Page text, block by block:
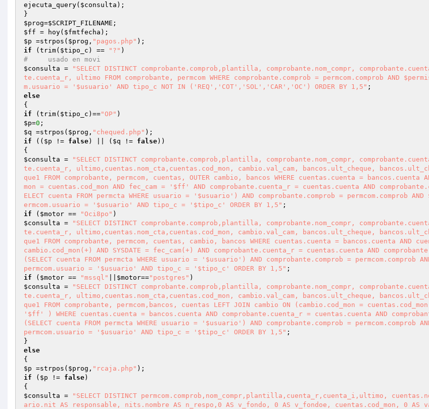
ejecuta_query( $consulta );
$prog=$SCRIPT_FILENAME
$ff = hoy( $fmtfecha
$p =strpos( $prog , "pagos.php"
if (trim( $tipo_c ) == "?"
#     usado en movi
$consulta =
"SELECT DISTINCT comprobante.comprob,plantilla, comprobante.nom_compr,
te.cuenta_r, ultimo FROM comprobante, permcom WHERE comprobante.comprob = permcom.comprob AND
m.usuario = '$usuario' AND tipo_c NOT IN ('REQ','COT','SOL','CAR','OC') ORDER BY 1,5"
else
if (trim( $tipo_c )=="OP"
$p=0
$q =strpos( $prog , "chequed.php"
if (( $p != false) || ( $q != false))
$consulta =
"SELECT DISTINCT comprobante.comprob,plantilla, comprobante.nom_compr,
te.cuenta_r, ultimo,cuentas.nom_cta,cuentas.cod_mon, cambio.val_cam, bancos.ult_cheque,
que1 FROM comprobante, permcom, cuentas, OUTER cambio, bancos WHERE cuentas.cuenta = bancos.cuenta
mon = cuentas.cod_mon AND fec_cam = '$ff' AND comprobante.cuenta_r = cuentas.cuenta AND
ELECT cuenta FROM permcta WHERE usuario = '$usuario') AND comprobante.comprob = permcom.comprob AND
ermcom.usuario = '$usuario' AND tipo_c = '$tipo_c' ORDER BY 1,5"
if ( $motor == "Oci8po"
$consulta =
"SELECT DISTINCT comprobante.comprob,plantilla, comprobante.nom_compr,
te.cuenta_r, ultimo,cuentas.nom_cta,cuentas.cod_mon, cambio.val_cam, bancos.ult_cheque,
que1 FROM comprobante, permcom, cuentas, cambio, bancos WHERE cuentas.cuenta = bancos.cuenta AND
cambio.cod_mon(+) AND SYSDATE = fec_cam(+) AND comprobante.cuenta_r = cuentas.cuenta AND
(SELECT cuenta FROM permcta WHERE usuario = '$usuario') AND comprobante.comprob = permcom.comprob
permcom.usuario = '$usuario' AND tipo_c = '$tipo_c' ORDER BY 1,5"
if ( $motor == "mssql" $motor=="postgres"
$consulta =
"SELECT DISTINCT comprobante.comprob,plantilla, comprobante.nom_compr,
te.cuenta_r, ultimo,cuentas.nom_cta,cuentas.cod_mon, cambio.val_cam, bancos.ult_cheque,
que1 FROM comprobante, permcom,bancos, cuentas LEFT JOIN cambio ON (cambio.cod_mon =
'$ff' ) WHERE cuentas.cuenta = bancos.cuenta AND comprobante.cuenta_r = cuentas.cuenta AND
(SELECT cuenta FROM permcta WHERE usuario = '$usuario') AND comprobante.comprob = permcom.comprob
permcom.usuario = '$usuario' AND tipo_c = '$tipo_c' ORDER BY 1,5" ;
else
$p =strpos( $prog , "rcaja.php"
if ( $p != false)
$consulta =
"SELECT DISTINCT permcom.comprob,nom_compr,plantilla,cuenta_r,cuenta_i,ultimo,
ario.nit AS responsable, nits.nombre AS n_respo,0 AS v_fondo, 0 AS v_fondoe, cuentas.cod_mon, 0 AS